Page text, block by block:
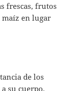
frescas, frutos
maíz en lugar
de los
su cuerpo,